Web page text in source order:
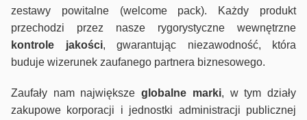
zestawy powitalne (welcome pack). Każdy produkt
przechodzi przez nasze rygorystyczne wewnętrzne
kontrole jakości, gwarantując niezawodność, która
buduje wizerunek zaufanego partnera biznesowego.
Zaufały nam największeglobalne marki, w tym działy
zakupowe korporacji i jednostki administracji publicznej